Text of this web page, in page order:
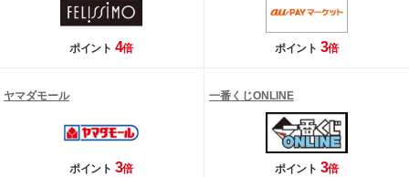
ポイント 4倍 ポイント 3倍
ヤマダモール
ポイント 3倍
一番くじONLINE
ポイント 3倍